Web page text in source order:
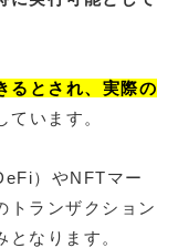
るとされ、実際の
ています。
）やNFTマー
トランザクション
なります。